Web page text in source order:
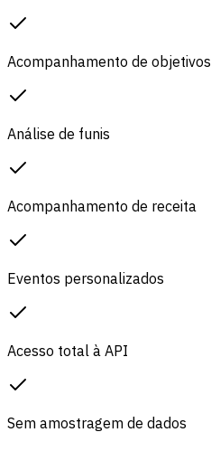
Acompanhamento de objetivos
Análise de funis
Acompanhamento de receita
Eventos personalizados
Acesso total à API
Sem amostragem de dados